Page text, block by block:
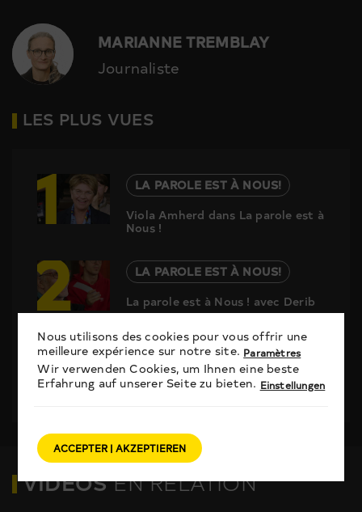
MARIANNE TREMBLAY
Journaliste
LES PLUS VUES
1
LA PAROLE EST À NOUS!
Viola Amherd dans La parole est à
Nous !
2
LA PAROLE EST À NOUS!
La parole est à Nous ! avec Derib
3
LA PAROLE EST À NOUS!
La parole est à Nous ! avec Yann
Lambiel
VIDÉOSEN RELATION
Nous utilisons des cookies pour vous offrir une
meilleure expérience sur notre site. Paramètres
Wir verwenden Cookies, um Ihnen eine beste
Erfahrung auf unserer Seite zu bieten. Einstellungen
ACCEPTER | AKZEPTIEREN